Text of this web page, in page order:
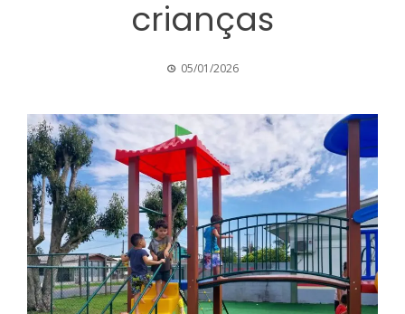
crianças
05/01/2026